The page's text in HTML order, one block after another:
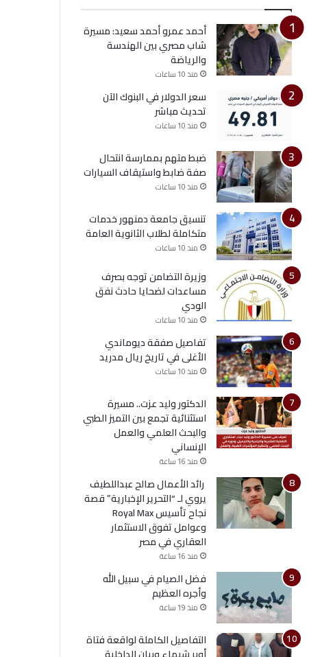
أحمد عمرو أحمد سعيد: مسيرة
شاب مصري بين الهندسة
والرياضة
منذ 10 ساعات
سعر الدولار في البنوك الآن
تحديث مباشر
منذ 10 ساعات
ضبط متهم بممارسة انتحال
صفة ضابط واستيقاف السيارات
منذ 10 ساعات
تنسيق جامعة دمنهور خدمات
متكاملة لطلاب الثانوية العامة
منذ 10 ساعات
وزيرة التضامن توجه بصرف
مساعدات لضحايا حادث نفق
الودي
منذ 10 ساعات
تفاصيل صفقة ديوماندي
الأغلى في تاريخ ريال مدريد
منذ 10 ساعات
الدكتور وليد عزت.. مسيرة
استثنائية تجمع بين التميز الطبي
والبحث العلمي والعمل
الإنساني
منذ 16 ساعة
رائد الأعمال صالح عبداللطيف
يروي لـ “التحرير الإخبارية” قصة
نجاح تأسيس Royal Max
وعوامل تفوق الاستثمار
العقاري في مصر
منذ 16 ساعة
فضل الصيام في سبيل الله
وأجره العظيم
منذ 19 ساعة
التفاصيل الكاملة لواقعة فتاة